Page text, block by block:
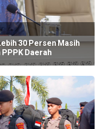
30 Persen Masih
Daerah